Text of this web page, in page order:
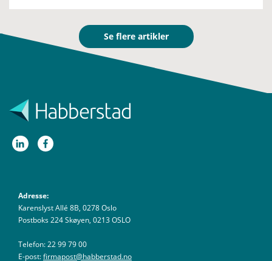
Se flere artikler
Adresse:
Karenslyst Allé 8B, 0278 Oslo
Postboks 224 Skøyen, 0213 OSLO
Telefon: 22 99 79 00
E-post:firmapost@habberstad.no